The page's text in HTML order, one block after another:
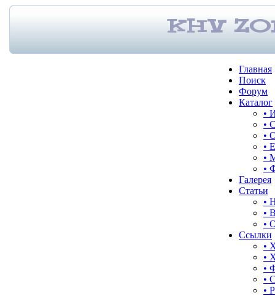
Главная
Поиск
Форум
Каталог
•
•
•
•
•
•
Галерея
Статьи
•
•
•
Ссылки
•
•
•
•
•